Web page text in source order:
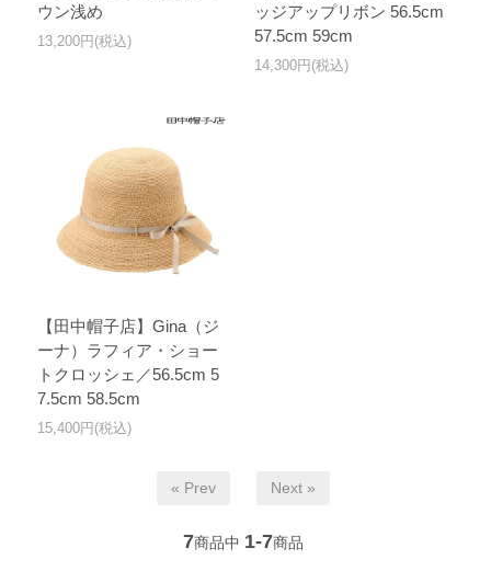
ウン浅め
13,200円(税込)
ッジアップリボン 56.5cm
57.5cm 59cm
14,300円(税込)
【田中帽子店】Gina（ジ
ーナ）ラフィア・ショー
トクロッシェ／56.5cm 5
7.5cm 58.5cm
15,400円(税込)
« Prev Next »
7商品中 1-7商品